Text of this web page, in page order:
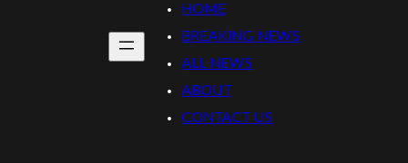
HOME
BREAKING NEWS
ALL NEWS
ABOUT
CONTACT US